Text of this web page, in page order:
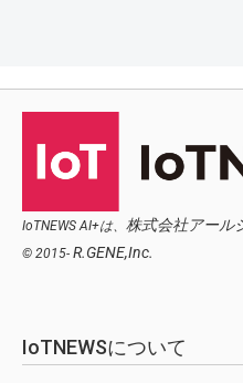
IoTNEWS AI+は、 株式会社アール
© 2015- R.GENE,Inc.
IoTNEWSについて